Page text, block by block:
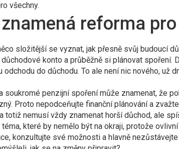
všechny.
reforma
složitější se vyznat, jak přesně svůj budoucí
konto a průběžně si plánovat spoření.
do důchodu. To ale není nic nového, už
soukromé penzijní spoření může znamenat, že
Proto nepodceňujte finanční plánování a
totiž nemusí vždy znamenat horší důchod, ale
které by nemělo být na okraji, protože
konzultujte své možnosti a hlavně